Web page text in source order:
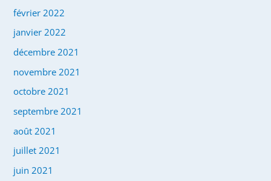
février 2022
janvier 2022
décembre 2021
novembre 2021
octobre 2021
septembre 2021
août 2021
juillet 2021
juin 2021